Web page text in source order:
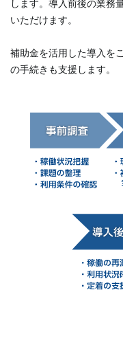
します。導入前後の業務
いただけます。
補助金を活用した導入を
の手続きも支援します。